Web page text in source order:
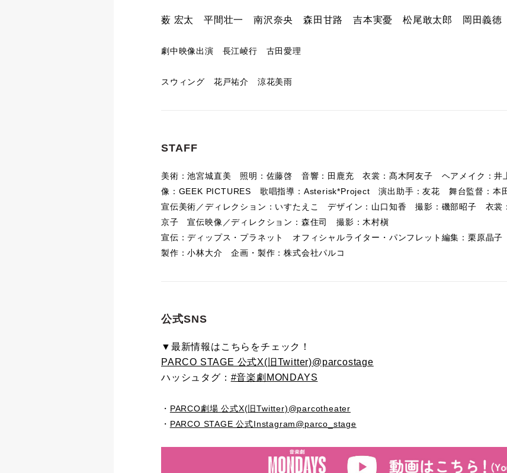
薮 宏太 平間壮一 南沢奈央 森田甘路 吉本実憂 松尾敢太郎 岡田義徳
劇中映像出演 長江崚行 古田愛理
スウィング 花戸祐介 涼花美雨
STAFF
美術：池宮城直美 照明：佐藤啓 音響：田鹿充 衣裳：髙木阿友子 ヘアメイク：
像：GEEK PICTURES 歌唱指導：Asterisk*Project 演出助手：友花 舞台監督：本
宣伝美術／ディレクション：いすたえこ デザイン：山口知香 撮影：磯部昭子 衣裳
京子 宣伝映像／ディレクション：森住司 撮影：木村槇
宣伝：ディップス・プラネット オフィシャルライター・パンフレット編集：栗原晶子
製作：小林大介 企画・製作：株式会社パルコ
公式SNS
▼最新情報はこちらをチェック！
PARCO STAGE 公式X(旧Twitter)@parcostage
ハッシュタグ： #音楽劇MONDAYS
・ PARCO劇場 公式X(旧Twitter)@parcotheater
・ PARCO STAGE 公式Instagram@parco_stage